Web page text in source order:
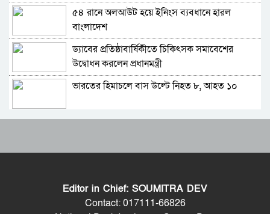
বাংলাদেশের সঙ্গে ফারাক্কা চুক্তি নবায়ন না করার দাবি
ভারতীয় এমপির
মোদিকে নেতানিয়াহুর ফোন; ইসরায়েলের সঙ্গে ঘনিষ্ট
সম্পর্ক গড়তে চায় ভারত
পাকিস্তানে প্রধান ৩ শহরের বাইরে সংবাদ সংগ্রহে
২০ মিনিটে ভয়াবহ ৭ বিস্ফোরণে কাঁপলো দুবাই
৫৪ রানে অলআউট হয়ে ইনিংস ব্যবধানে হারল
বাংলাদেশ
ড্যাবের প্রতিষ্ঠাবার্ষিকীতে চিকিৎসক সমাবেশের
উদ্বোধন করলেন প্রধানমন্ত্রী
ভারতের হিমাচলে বাস উল্টে নিহত ৮, আহত ১০
ট্রাম্পের ‘অবৈধ ইরান যুদ্ধ’ বন্ধে মার্কিন সিনেটরদের
বিশ্বকাপে মেসিকে হত্যার হুমকি, ফাঁস হলো ভয়ংকর
Editor in Chief: SOUMITRA DEV
Contact: 017111-66826